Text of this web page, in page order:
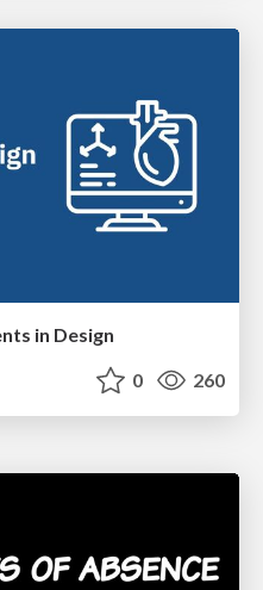
in Design
0 260